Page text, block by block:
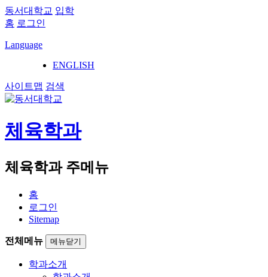
동서대학교 입학
홈 로그인
Language
ENGLISH
사이트맵 검색
체육학과
체육학과 주메뉴
홈
로그인
Sitemap
전체메뉴 메뉴닫기
학과소개